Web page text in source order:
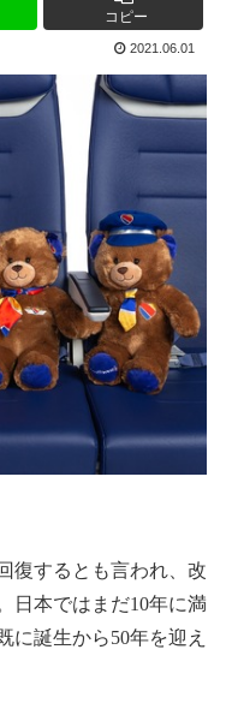
コピー
2021.06.01
復するとも言われ、改
日本ではまだ10年に満
に誕生から50年を迎え